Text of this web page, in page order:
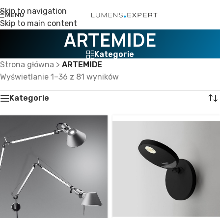
Skip to navigation
Skip to main content
MENU
ARTEMIDE
Kategorie
Strona główna > ARTEMIDE
Wyświetlanie 1–36 z 81 wyników
Kategorie